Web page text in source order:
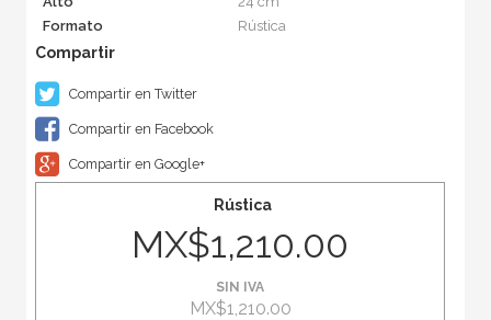
Formato
Rústica
Compartir en Twitter
Compartir en Facebook
Compartir en Google+
Rústica
MX$1,210.00
SIN IVA
MX$1,210.00